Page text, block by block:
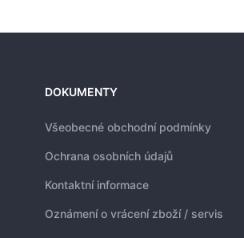
DOKUMENTY
Všeobecné obchodní podmínky
Ochrana osobních údajů
Kontaktní informace
Oznámení o vrácení zboží / servis